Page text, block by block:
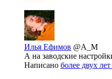
Илья Ефимов @A_M
А на заводские
Написано более двух лет